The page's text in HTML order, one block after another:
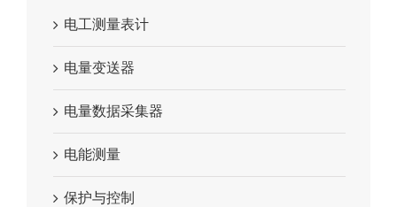
电工测量表计
电量变送器
电量数据采集器
电能测量
保护与控制